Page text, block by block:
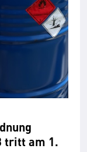
tritt am 1.